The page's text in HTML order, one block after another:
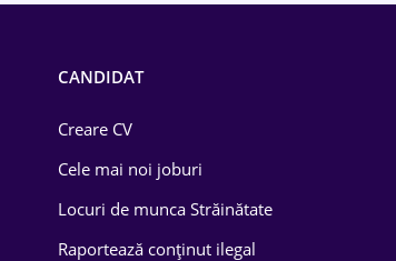
Drept
Educație / Training
CANDIDAT
Creare CV
Cele mai noi joburi
Locuri de munca Străinătate
Raportează conținut ilegal